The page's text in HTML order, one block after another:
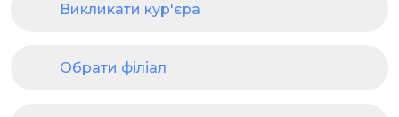
Викликати кур'єра
Обрати філіал